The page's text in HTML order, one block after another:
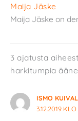
Maija Jäske
Maija Jäske on
3 ajatusta
harkitumpia
ISMO
3.12.2019 KLO